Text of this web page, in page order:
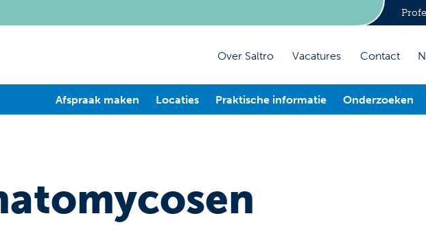
Over Saltro Vacatures Contact
Afspraak maken Locaties Praktische informatie Onderzoeken